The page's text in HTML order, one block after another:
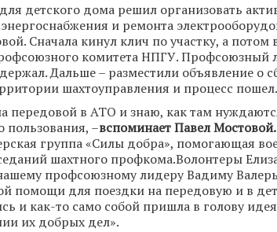
детского дома решил организовать
и ремонта
Сначала кинул клич по участку, а
комитета НПГУ. Профсоюзный
Дальше – разместили объявление о
шахтоуправления и процесс пошел.
передовой в АТО и знаю, как там
пользования, –вспоминает Павел Мостовой.
группа «Силы добра», помогающая
шахтного профкома.Волонтеры
профсоюзному лидеру Вадиму
помощи для поездки на передовую и в
и как-то само собой пришла в голову
их добрых дел».